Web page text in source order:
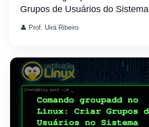
Grupos de Usuários do Sistema
👤 Prof. Uirá Ribeiro